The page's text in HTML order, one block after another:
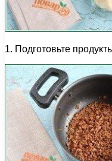
1. Подготовьте